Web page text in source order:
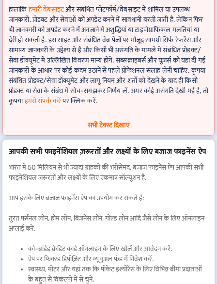
हालांकिहमारी वेबसाइटऔर संबंधित प्लेटफॉर्म/वेबसाइट में शामिल या उपलब्ध
जानकारी, प्रोडक्ट और सेवाओं को अपडेट करने में सावधानी बरती जाती है, लेकिन फिर
भी जानकारी को अपडेट करने में अनजाने में अशुद्धियां या टाइपोग्राफिकल गलतियां या
देरी हो सकती है. इस साइट और संबंधित वेब पेजों पर मौजूद सामग्री सिर्फ रेफरेंस और
सामान्य जानकारी के उद्देश्य से है और किसी भी असंगति के मामले में संबंधित प्रोडक्ट/
सेवा डॉक्यूमेंट में उल्लिखित विवरण मान्य होंगे. सब्सक्राइबर्स और यूज़र्स को यहां दी गई
जानकारी के आधार पर कोई कदम उठाने से पहले प्रोफेशनल सलाह लेनी चाहिए. कृपया
संबंधित प्रोडक्ट/सेवा डॉक्यूमेंट और लागू नियम और शर्तों को देखने के बाद ही किसी
प्रोडक्ट या सेवा के संबंध में सोच-समझकर निर्णय लें. अगर कोई असंगति देखी गई है, तो
कृपयाहमसे संपर्क करेंपर क्लिक करें.
सभी टेक्स्ट दिखाएं
आपकी सभी फाइनेंशियल ज़रूरतों और लक्ष्यों के लिए बजाज फाइनेंस ऐप
भारत में 50 मिलियन से भी ज़्यादा ग्राहकों की भरोसेमंद, बजाज फाइनेंस ऐप आपकी सभी
फाइनेंशियल ज़रूरतों और लक्ष्यों के लिए एकमात्र सॉल्यूशन है.
आप इसके लिए बजाज फाइनेंस ऐप का उपयोग कर सकते हैं:
तुरंत पर्सनल लोन, होम लोन, बिज़नेस लोन, गोल्ड लोन आदि जैसे लोन के लिए ऑनलाइन
अप्लाई करें.
को-ब्रांडेड क्रेडिट कार्ड ऑनलाइन के लिए खोजें और आवेदन करें.
ऐप पर फिक्स्ड डिपॉज़िट और म्यूचुअल फंड में निवेश करें.
स्वास्थ्य, मोटर और यहां तक कि पॉकेट इंश्योरेंस के लिए विभिन्न बीमा प्रदाताओं
के बहुत से विकल्पों में से चुनें.